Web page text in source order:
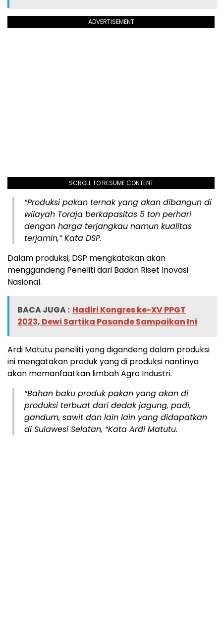
ADVERTISEMENT
SCROLL TO RESUME CONTENT
“Produksi pakan ternak yang akan dibangun di
wilayah Toraja berkapasitas 5 ton perhari
dengan harga terjangkau namun kualitas
terjamin,” Kata DSP.
Dalam produksi, DSP mengkatakan akan
menggandeng Peneliti dari Badan Riset Inovasi
Nasional.
BACA JUGA : Hadiri Kongres ke-XV PPGT
2023, Dewi Sartika Pasande Sampaikan Ini
Ardi Matutu peneliti yang digandeng dalam produksi
ini mengatakan produk yang di produksi nantinya
akan memanfaatkan limbah Agro Industri.
“Bahan baku produk pakan yang akan di
produksi terbuat dari dedak jagung, padi,
gandum, sawit dan lain lain yang didapatkan
di Sulawesi Selatan, “Kata Ardi Matutu.